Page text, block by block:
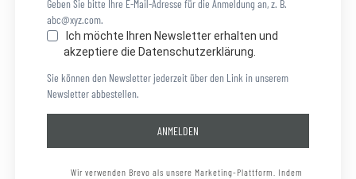
Geben Sie bitte Ihre E-Mail-Adresse für die Anmeldung an, z. B.
abc@xyz.com.
Ich möchte Ihren Newsletter erhalten und
akzeptiere die Datenschutzerklärung.
Sie können den Newsletter jederzeit über den Link in unserem
Newsletter abbestellen.
ANMELDEN
Wir verwenden Brevo als unsere Marketing-Plattform. Indem